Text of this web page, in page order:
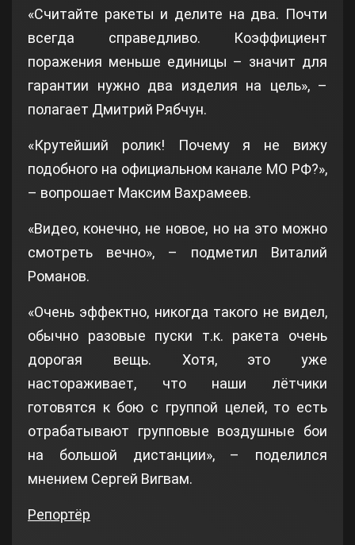
«Считайте ракеты и делите на два. Почти
всегда справедливо. Коэффициент
поражения меньше единицы – значит для
гарантии нужно два изделия на цель», –
полагает Дмитрий Рябчун.
«Крутейший ролик! Почему я не вижу
подобного на официальном канале МО РФ?»,
– вопрошает Максим Вахрамеев.
«Видео, конечно, не новое, но на это можно
смотреть вечно», – подметил Виталий
Романов.
«Очень эффектно, никогда такого не видел,
обычно разовые пуски т.к. ракета очень
дорогая вещь. Хотя, это уже
настораживает, что наши лётчики
готовятся к бою с группой целей, то есть
отрабатывают групповые воздушные бои
на большой дистанции», – поделился
мнением Сергей Вигвам.
Репортёр